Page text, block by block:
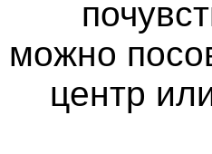
можно
центр